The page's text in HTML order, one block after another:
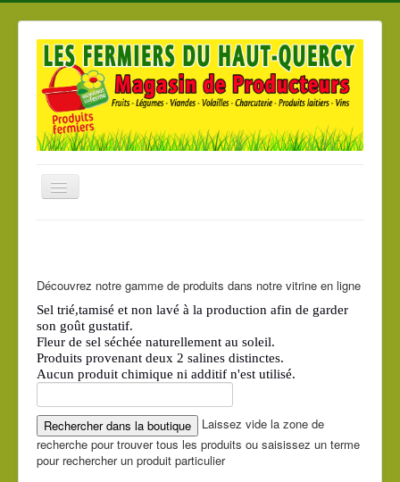
Basculer
la
Nos Magasins
Les producteurs
Découvrez notre gamme de produits dans notre vitrine en ligne
Sel trié,tamisé et non lavé à la production afin de garder
son goût gustatif.
Fleur de sel séchée naturellement au soleil.
Produits provenant deux 2 salines distinctes.
Aucun produit chimique ni additif n'est utilisé.
Laissez vide la zone de
recherche pour trouver tous les produits ou saisissez un terme
pour rechercher un produit particulier